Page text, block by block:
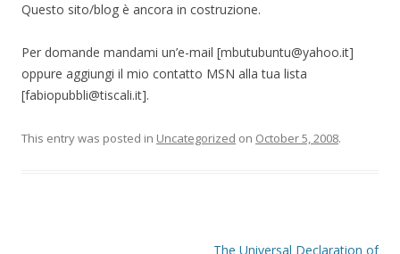
Questo sito/blog è ancora in costruzione.
Per domande mandami un’e-mail [mbutubuntu@yahoo.it]
oppure aggiungi il mio contatto MSN alla tua lista
[fabiopubbli@tiscali.it].
This entry was posted in Uncategorized on October 5, 2008.
The Universal Declaration of